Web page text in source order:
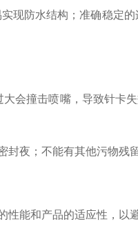
现防水结构 ；准确稳定的
会撞击喷嘴，导致针卡
夜；不能有其他污物残留
性能和产品的适应性，以